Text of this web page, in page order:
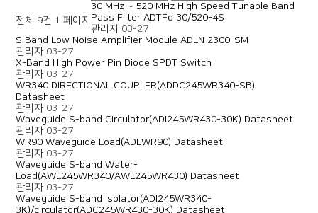
전체 9건 1 페이지
30 MHz ~ 520 MHz High Speed Tunable Band
Pass Filter ADTFd 30/520-4S
관리자 03-27
S Band Low Noise Amplifier Module ADLN 2300-SM
관리자 03-27
X-Band High Power Pin Diode SPDT Switch
관리자 03-27
WR340 DIRECTIONAL COUPLER(ADDC245WR340-SB)
Datasheet
관리자 03-27
Waveguide S-band Circulator(ADI245WR430-30K) Datasheet
관리자 03-27
WR90 Waveguide Load(ADLWR90) Datasheet
관리자 03-27
Waveguide S-band Water-
Load(AWL245WR340/AWL245WR430) Datasheet
관리자 03-27
Waveguide S-band Isolator(ADI245WR340-
3K)/circulator(ADC245WR430-30K) Datasheet